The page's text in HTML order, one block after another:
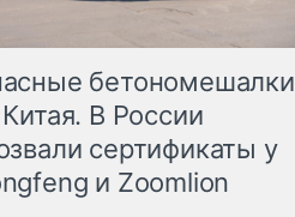
бетономешалки
В России
сертификаты у
и Zoomlion